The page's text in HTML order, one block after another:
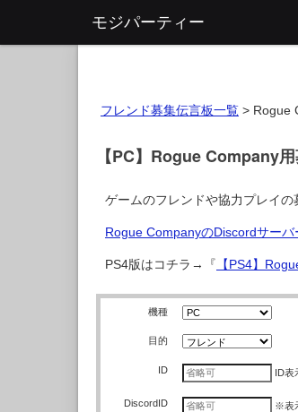
モジパーティー
フレンド募集伝言板一覧 > Rogue
【PC】Rogue Company
ゲームのフレンドや協力プレイの
Rogue CompanyのDiscordサー
PS4版はコチラ→『 【PS4】
機種
目的
ID ID表
DiscordID ※表